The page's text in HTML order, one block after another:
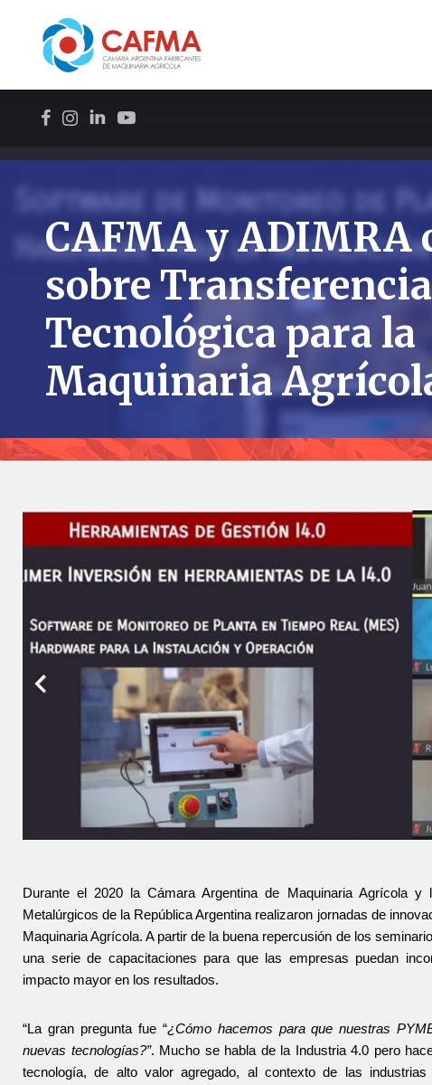
CAFMA y ADIMRA
sobre Transferencia
Tecnológica para la
Maquinaria
Durante el 2020 la Cámara Argentina de Maquinaria Agrícola y
Metalúrgicos de la República Argentina realizaron jornadas de
Maquinaria Agrícola. A partir de la buena repercusión de los
una serie de capacitaciones para que las empresas puedan
impacto mayor en los resultados.
“La gran pregunta fue “¿Cómo hacemos para que nuestras
nuevas tecnologías?”. Mucho se habla de la Industria 4.0 pero
tecnología, de alto valor agregado, al contexto de las industrias